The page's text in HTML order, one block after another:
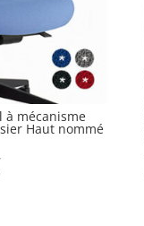
à mécanisme
Haut nommé